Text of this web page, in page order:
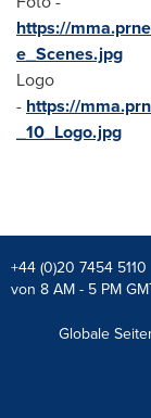
https://
e_Scenes.jpg
Logo
- https://
_10_Logo.jpg
+44 (0)20 7454 5110
von 8 AM - 5 PM
Globale